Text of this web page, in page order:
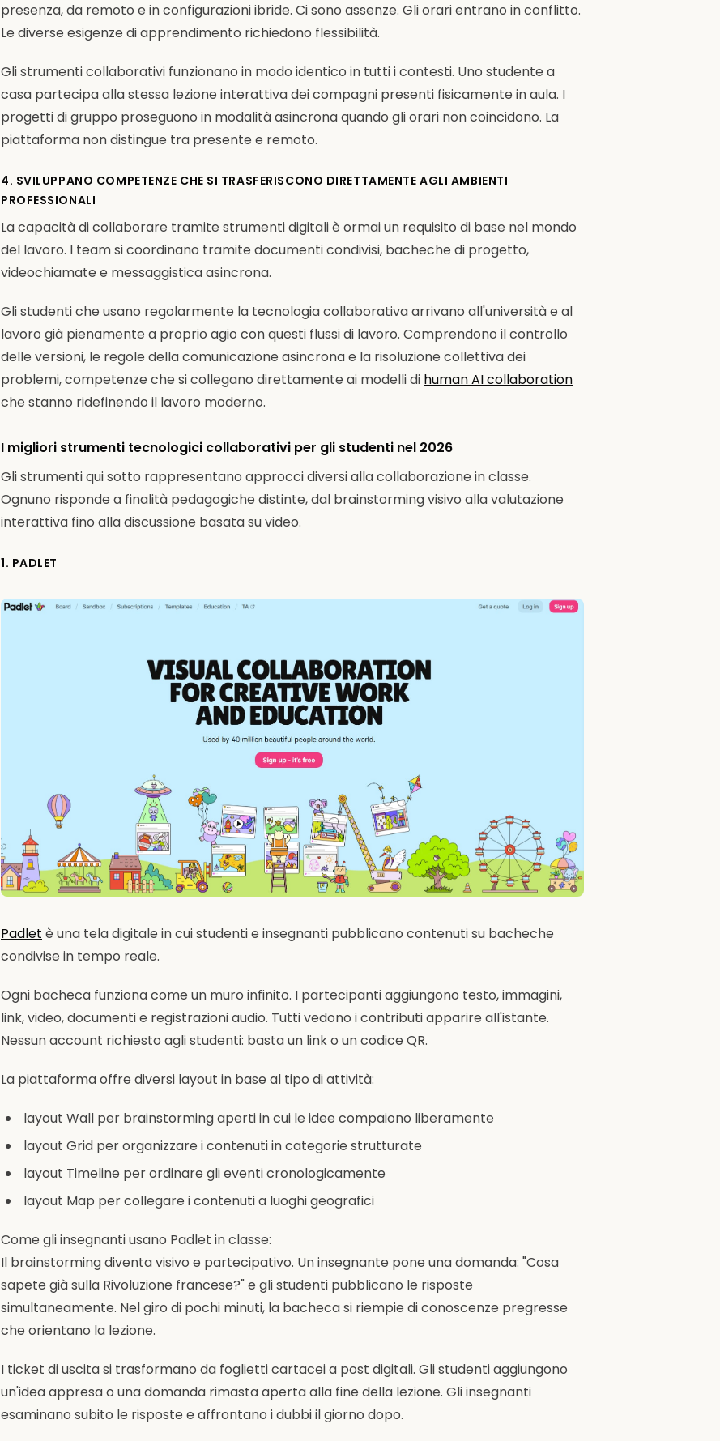
presenza, da remoto e in configurazioni ibride. Ci sono assenze. Gli orari entrano in conflitto.
Le diverse esigenze di apprendimento richiedono flessibilità.
Gli strumenti collaborativi funzionano in modo identico in tutti i contesti. Uno studente a
casa partecipa alla stessa lezione interattiva dei compagni presenti fisicamente in aula. I
progetti di gruppo proseguono in modalità asincrona quando gli orari non coincidono. La
piattaforma non distingue tra presente e remoto.
4. SVILUPPANO COMPETENZE CHE SI TRASFERISCONO DIRETTAMENTE AGLI AMBIENTI
PROFESSIONALI
La capacità di collaborare tramite strumenti digitali è ormai un requisito di base nel mondo
del lavoro. I team si coordinano tramite documenti condivisi, bacheche di progetto,
videochiamate e messaggistica asincrona.
Gli studenti che usano regolarmente la tecnologia collaborativa arrivano all'università e al
lavoro già pienamente a proprio agio con questi flussi di lavoro. Comprendono il controllo
delle versioni, le regole della comunicazione asincrona e la risoluzione collettiva dei
problemi, competenze che si collegano direttamente ai modelli di human AI collaboration
che stanno ridefinendo il lavoro moderno.
I migliori strumenti tecnologici collaborativi per gli studenti nel 2026
Gli strumenti qui sotto rappresentano approcci diversi alla collaborazione in classe.
Ognuno risponde a finalità pedagogiche distinte, dal brainstorming visivo alla valutazione
interattiva fino alla discussione basata su video.
1. PADLET
Padlet è una tela digitale in cui studenti e insegnanti pubblicano contenuti su bacheche
condivise in tempo reale.
Ogni bacheca funziona come un muro infinito. I partecipanti aggiungono testo, immagini,
link, video, documenti e registrazioni audio. Tutti vedono i contributi apparire all'istante.
Nessun account richiesto agli studenti: basta un link o un codice QR.
La piattaforma offre diversi layout in base al tipo di attività:
layout Wall per brainstorming aperti in cui le idee compaiono liberamente
layout Grid per organizzare i contenuti in categorie strutturate
layout Timeline per ordinare gli eventi cronologicamente
layout Map per collegare i contenuti a luoghi geografici
Come gli insegnanti usano Padlet in classe:
Il brainstorming diventa visivo e partecipativo. Un insegnante pone una domanda: "Cosa
sapete già sulla Rivoluzione francese?" e gli studenti pubblicano le risposte
simultaneamente. Nel giro di pochi minuti, la bacheca si riempie di conoscenze pregresse
che orientano la lezione.
I ticket di uscita si trasformano da foglietti cartacei a post digitali. Gli studenti aggiungono
un'idea appresa o una domanda rimasta aperta alla fine della lezione. Gli insegnanti
esaminano subito le risposte e affrontano i dubbi il giorno dopo.